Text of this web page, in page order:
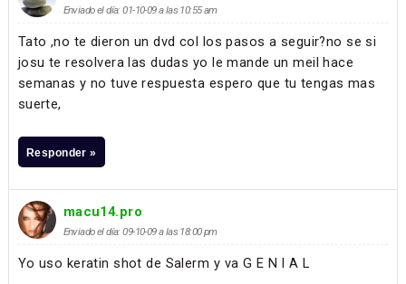
Enviado el día: 01-10-09 a las 10:55 am
Tato ,no te dieron un dvd col los pasos a seguir?no se si
josu te resolvera las dudas yo le mande un meil hace
semanas y no tuve respuesta espero que tu tengas mas
suerte,
Responder »
macu14.pro
Enviado el día: 09-10-09 a las 18:00 pm
Yo uso keratin shot de Salerm y va G E N I A L